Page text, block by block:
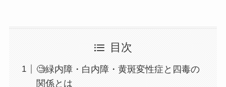
目次
🧐緑内障・白内障・黄斑変性症と四毒の
関係とは